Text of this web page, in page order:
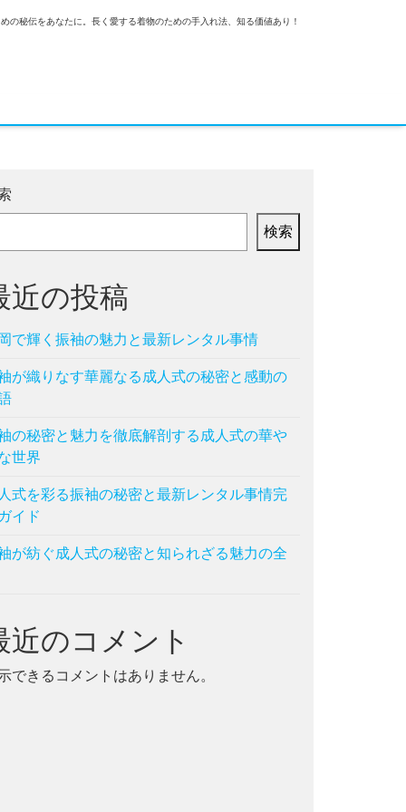
の秘伝をあなたに。長く愛する着物のための手入れ法、知る価値あり！
検索
近の投稿
で輝く振袖の魅力と最新レンタル事情
が織りなす華麗なる成人式の秘密と感動の
の秘密と魅力を徹底解剖する成人式の華や
世界
式を彩る振袖の秘密と最新レンタル事情完
イド
が紡ぐ成人式の秘密と知られざる魅力の全
近のコメント
できるコメントはありません。